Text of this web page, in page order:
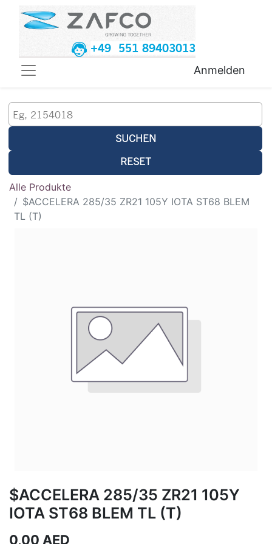
+49 551 89403013
Anmelden
SUCHEN
RESET
Alle Produkte
$ACCELERA 285/35 ZR21 105Y IOTA ST68 BLEM
TL (T)
$ACCELERA 285/35 ZR21 105Y
IOTA ST68 BLEM TL (T)
0,00 AED